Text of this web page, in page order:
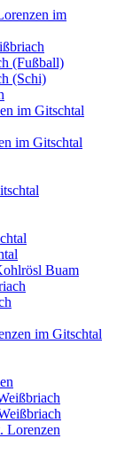
im
(Fußball)
(Schi)
im Gitschtal
im Gitschtal
Buam
im Gitschtal
Lorenzen